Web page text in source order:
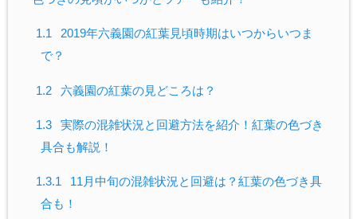
1.1
2019年六義園の紅葉見頃時期はいつからいつま
で？
1.2 六義園の紅葉の見どころは？
1.3
実際の混雑状況と回避方法を紹介！紅葉の色づき
具合も解説！
1.3.1
11月中旬の混雑状況と回避は？紅葉の色づき具
合も！